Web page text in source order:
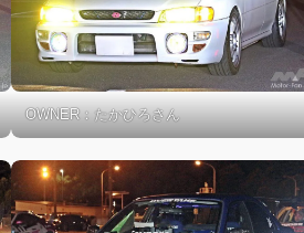
OWNER：たかひろさん